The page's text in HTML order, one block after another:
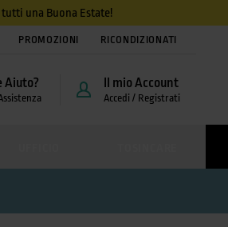
una Buona Estate!
PROMOZIONI RICONDIZIONATI
Aiuto? Il mio Account
Accedi / Registrati